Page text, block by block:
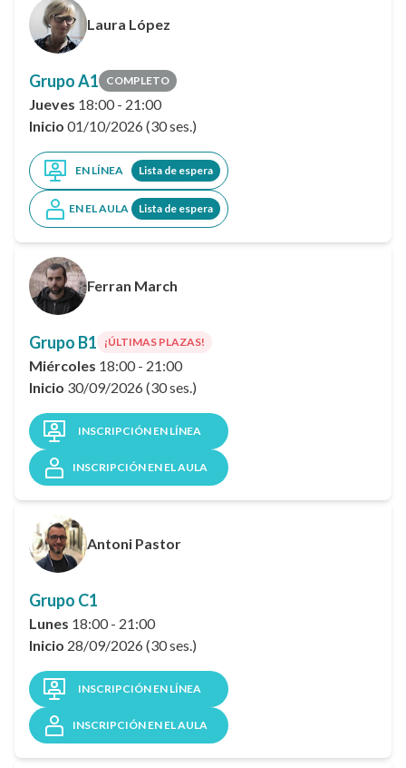
Grupo A1 COMPLETO
Jueves 18:00 - 21:00
Inicio 01/10/2026 (30 ses.)
Laura López
EN LÍNEA Lista de espera
EN EL AULA Lista de espera
Grupo B1 ¡ÚLTIMAS PLAZAS!
Miércoles 18:00 - 21:00
Inicio 30/09/2026 (30 ses.)
Ferran March
INSCRIPCIÓN EN LÍNEA
INSCRIPCIÓN EN EL AULA
Grupo C1
Lunes 18:00 - 21:00
Inicio 28/09/2026 (30 ses.)
Antoni Pastor
INSCRIPCIÓN EN LÍNEA
INSCRIPCIÓN EN EL AULA